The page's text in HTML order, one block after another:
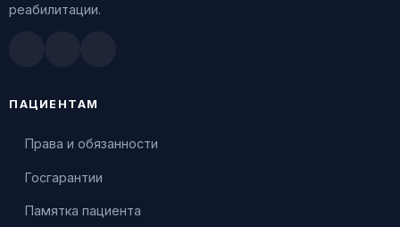
реабилитации.
ПАЦИЕНТАМ
Права и обязанности
Госгарантии
Памятка пациента